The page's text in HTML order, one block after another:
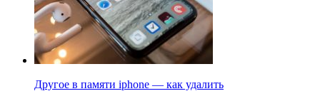
Другое в памяти iphone — как удалить